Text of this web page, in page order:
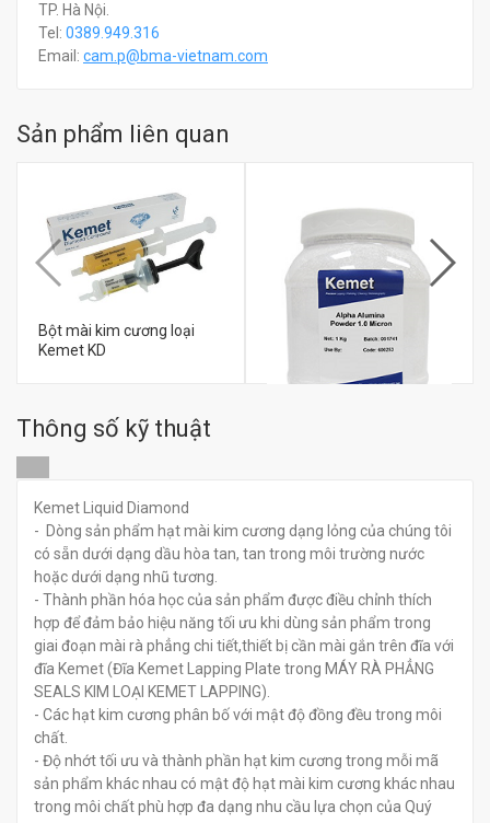
TP. Hà Nội.
Tel: 0389.949.316
Email: cam.p@bma-vietnam.com
Sản phẩm liên quan
Bột mài kim cương loại
Kemet KD
đ
Thông số kỹ thuật
Kemet Liquid Diamond
- Dòng sản phẩm hạt mài kim cương dạng lỏng của chúng tôi
có sẵn dưới dạng dầu hòa tan, tan trong môi trường nước
hoặc dưới dạng nhũ tương.
- Thành phần hóa học của sản phẩm được điều chỉnh thích
hợp để đảm bảo hiệu năng tối ưu khi dùng sản phẩm trong
giai đoạn mài rà phẳng chi tiết,thiết bị cần mài gắn trên đĩa với
đĩa Kemet (Đĩa Kemet Lapping Plate trong MÁY RÀ PHẲNG
SEALS KIM LOẠI KEMET LAPPING).
- Các hạt kim cương phân bố với mật độ đồng đều trong môi
chất.
- Độ nhớt tối ưu và thành phần hạt kim cương trong mỗi mã
sản phẩm khác nhau có mật độ hạt mài kim cương khác nhau
trong môi chất phù hợp đa dạng nhu cầu lựa chọn của Quý